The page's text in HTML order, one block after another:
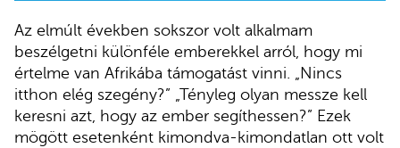
Az elmúlt években sokszor volt alkalmam
beszélgetni különféle emberekkel arról, hogy mi
értelme van Afrikába támogatást vinni. „Nincs
itthon elég szegény?” „Tényleg olyan messze kell
keresni azt, hogy az ember segíthessen?” Ezek
mögött esetenként kimondva-kimondatlan ott volt